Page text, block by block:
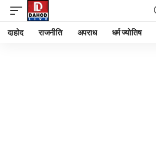
दाहोद राजनीति अपराध धर्म ज्योतिष